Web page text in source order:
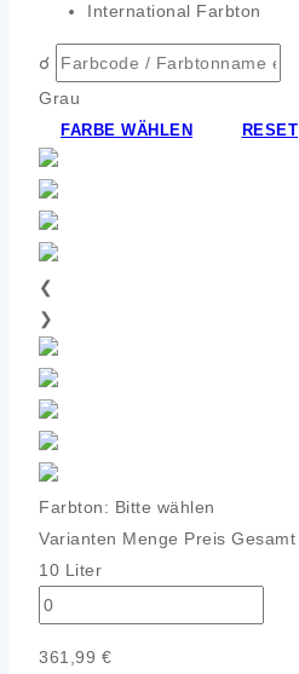
International Farbton
☌
Grau
FARBE WÄHLEN RESET
❮
❯
Farbton: Bitte wählen
Varianten Menge Preis Gesamt
10 Liter
361,99 €